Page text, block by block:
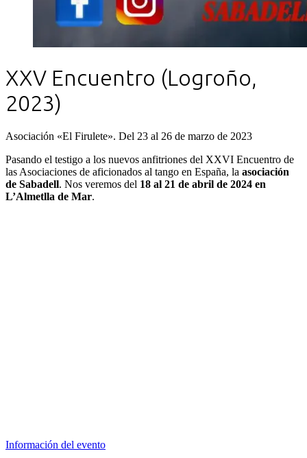
XXV Encuentro (Logroño,
2023)
Asociación «El Firulete». Del 23 al 26 de marzo de 2023
Pasando el testigo a los nuevos anfitriones del XXVI Encuentro de
las Asociaciones de aficionados al tango en España, la asociación
de Sabadell. Nos veremos del 18 al 21 de abril de 2024 en
L’Almetlla de Mar.
Información del evento